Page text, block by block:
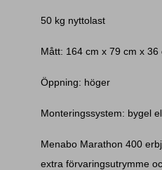
50 kg nyttolast
Mått: 164 cm x 79 cm x 36
Öppning: höger
Monteringssystem: bygel
Menabo Marathon 400
extra förvaringsutrymme